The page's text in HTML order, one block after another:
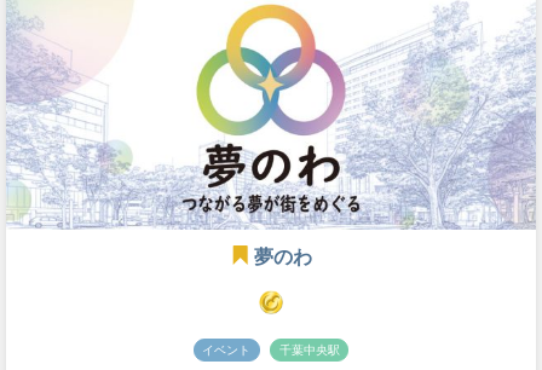
夢のわ
イベント 千葉中央駅